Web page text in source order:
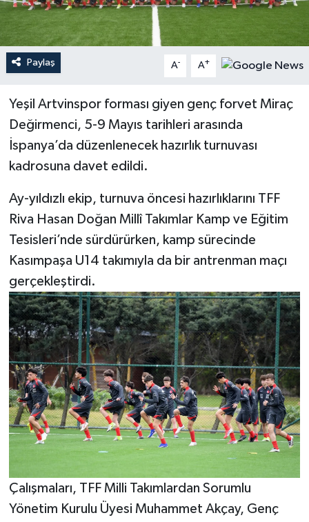
Paylaş A- A+
Yeşil Artvinspor forması giyen genç forvet Miraç
Değirmenci, 5-9 Mayıs tarihleri arasında
İspanya’da düzenlenecek hazırlık turnuvası
kadrosuna davet edildi.
Ay-yıldızlı ekip, turnuva öncesi hazırlıklarını TFF
Riva Hasan Doğan Millî Takımlar Kamp ve Eğitim
Tesisleri’nde sürdürürken, kamp sürecinde
Kasımpaşa U14 takımıyla da bir antrenman maçı
gerçekleştirdi.
Çalışmaları, TFF Milli Takımlardan Sorumlu
Yönetim Kurulu Üyesi Muhammet Akçay, Genç